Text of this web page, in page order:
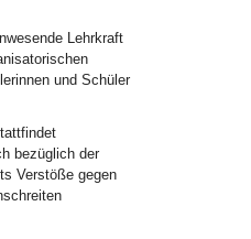
Lehrkraft
und Schüler
bezüglich der
Verstöße gegen